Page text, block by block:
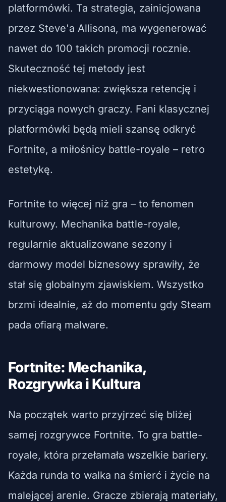
platformówki. Ta strategia, zainicjowana
przez Steve'a Allisona, ma wygenerować
nawet do 100 takich promocji rocznie.
Skuteczność tej metody jest
niekwestionowana: zwiększa retencję i
przyciąga nowych graczy. Fani klasycznej
platformówki będą mieli szansę odkryć
Fortnite, a miłośnicy battle-royale – retro
estetykę.
Fortnite to więcej niż gra – to fenomen
kulturowy. Mechanika battle-royale,
regularnie aktualizowane sezony i
darmowy model biznesowy sprawiły, że
stał się globalnym zjawiskiem. Wszystko
brzmi idealnie, aż do momentu gdy Steam
pada ofiarą malware.
Fortnite: Mechanika,
Rozgrywka i Kultura
Na początek warto przyjrzeć się bliżej
samej rozgrywce Fortnite. To gra battle-
royale, która przełamała wszelkie bariery.
Każda runda to walka na śmierć i życie na
malejącej arenie. Gracze zbierają materiały,